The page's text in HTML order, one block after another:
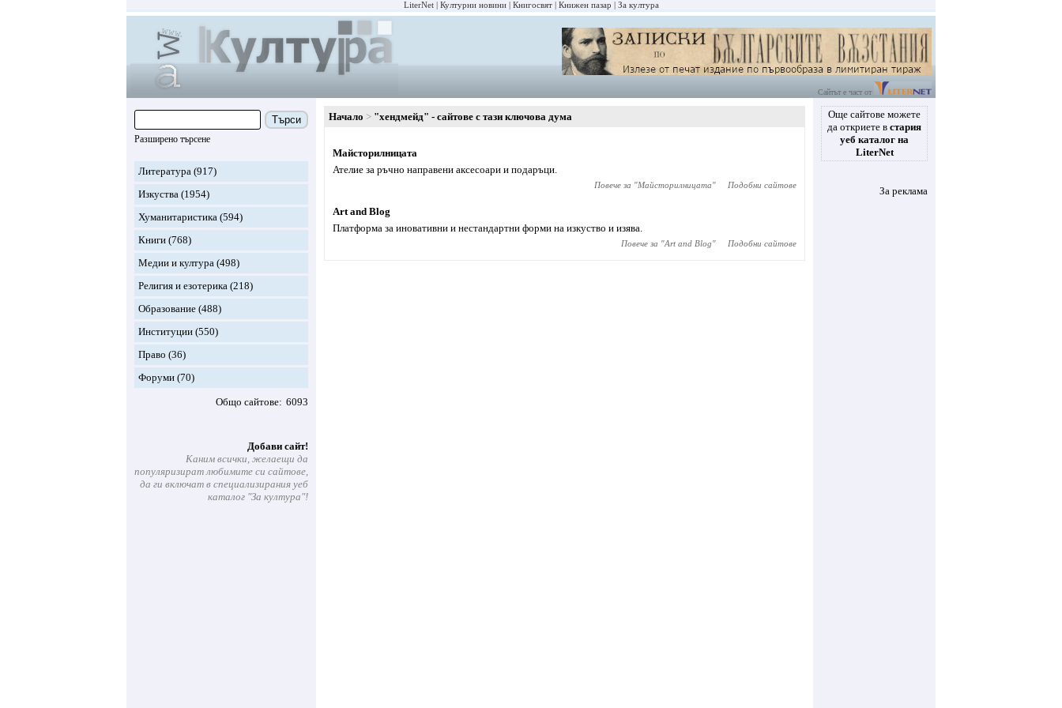
LiterNet Културни новини Книгосвят Книжен пазар За култура
Сайтът е част от
Търси
Разширено търсене
Литература (917)
Изкуства (1954)
Хуманитаристика (594)
Книги (768)
Медии и култура (498)
Религия и езотерика (218)
Образование (488)
Институции (550)
Право (36)
Форуми (70)
Общо сайтове 6093
Добави сайт!
Каним всички, желаещи да
популяризират любимите си сайтове,
да ги включат в специализирания уеб
каталог "За култура"!
Начало "хендмейд" - сайтове с тази ключова дума
Майсторилницата
Ателие за ръчно направени аксесоари и подаръци.
Повече за "Майсторилницата" Подобни сайтове
Art and Blog
Платформа за иновативни и нестандартни форми на изкуство и изява.
Повече за "Art and Blog" Подобни сайтове
Още сайтове можете
да откриете в стария
уеб каталог на
LiterNet
За реклама